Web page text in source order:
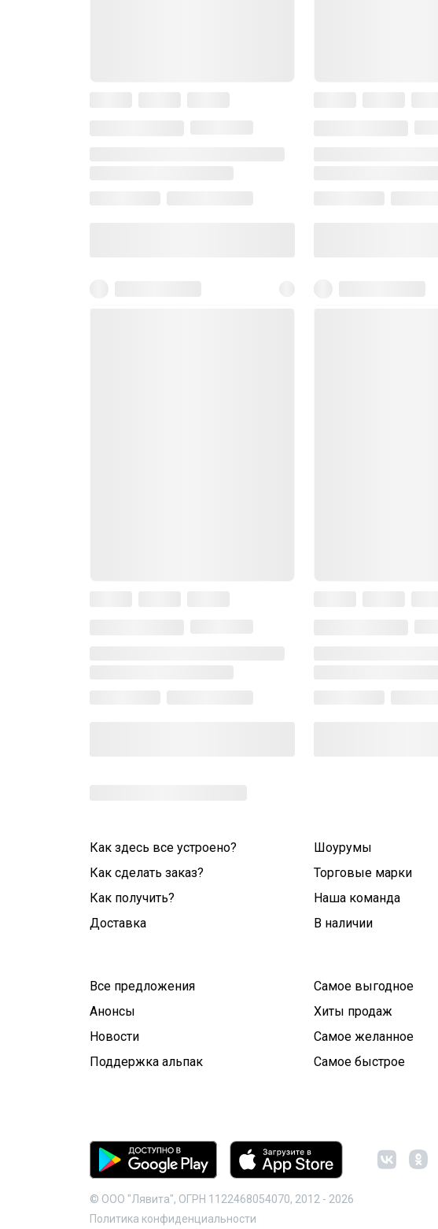
Как здесь все устроено?
Как сделать заказ?
Как получить?
Доставка
Шоурумы
Торговые марки
Наша команда
В наличии
Все предложения
Анонсы
Новости
Поддержка альпак
Самое выгодное
Хиты продаж
Самое желанное
Самое быстрое
© ООО "Лявита", ОГРН 1122468054070, 2012 - 2026
Политика конфиденциальности